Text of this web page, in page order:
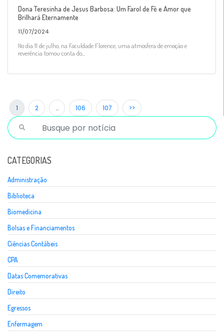
Dona Teresinha de Jesus Barbosa: Um Farol de Fé e Amor que
Brilhará Eternamente
11/07/2024
No dia 11 de julho, na Faculdade Florence, uma atmosfera de emoção e
reverência tomou conta do...
1 2 … 106 107 >>
CATEGORIAS
Administração
Biblioteca
Biomedicina
Bolsas e Financiamentos
Ciências Contábeis
CPA
Datas Comemorativas
Direito
Egressos
Enfermagem